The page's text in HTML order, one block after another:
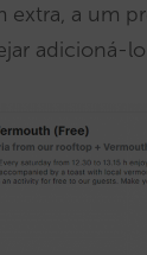
a um
adicioná-